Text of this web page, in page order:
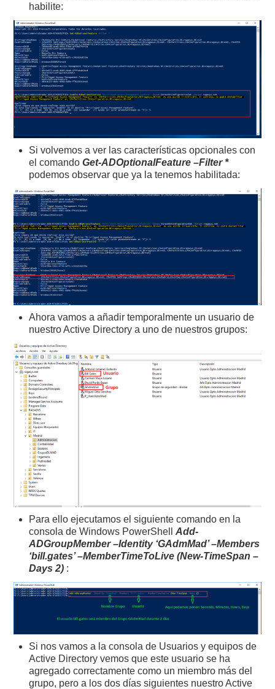
habilite:
Si volvemos a ver las características opcionales con
el comandoGet-ADOptionalFeature –Filter *
podemos observar que ya la tenemos habilitada:
Ahora vamos a añadir temporalmente un usuario de
nuestro Active Directory a uno de nuestros grupos:
Para ello ejecutamos el siguiente comando en la
consola de Windows PowerShellAdd-
ADGroupMember –Identity ‘GAdmMad’ –Members
‘bill.gates’ –MemberTimeToLive (New-TimeSpan –
Days 2) :
Si nos vamos a la consola de Usuarios y equipos de
Active Directory vemos que este usuario se ha
agregado correctamente como un miembro más del
grupo, pero a los dos días siguientes nuestro Active